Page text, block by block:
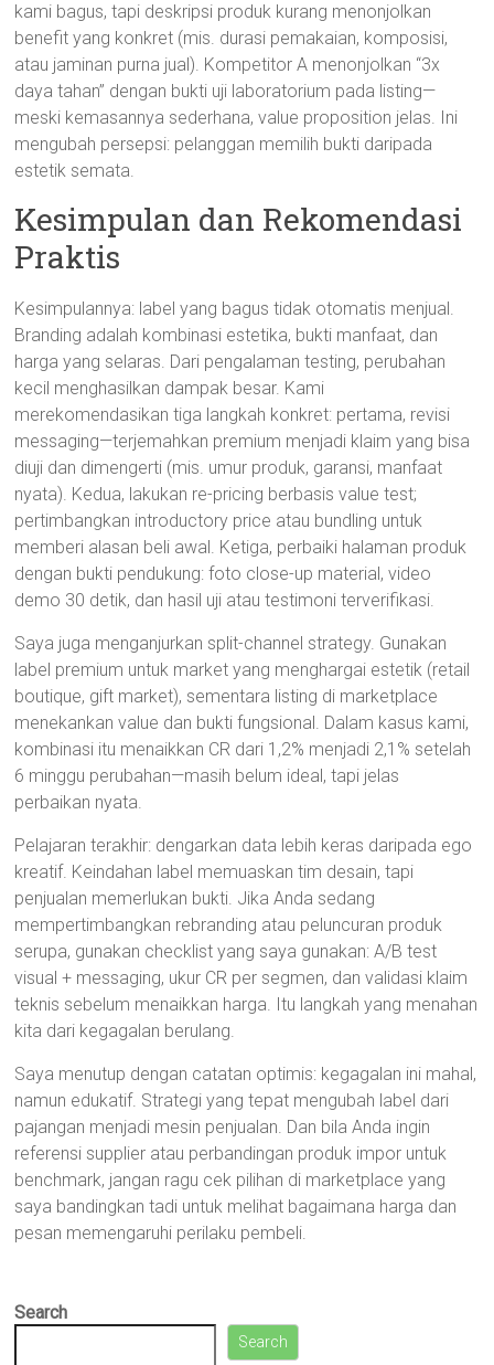
kami bagus, tapi deskripsi produk kurang menonjolkan
benefit yang konkret (mis. durasi pemakaian, komposisi,
atau jaminan purna jual). Kompetitor A menonjolkan “3x
daya tahan” dengan bukti uji laboratorium pada listing—
meski kemasannya sederhana, value proposition jelas. Ini
mengubah persepsi: pelanggan memilih bukti daripada
estetik semata.
Kesimpulan dan Rekomendasi
Praktis
Kesimpulannya: label yang bagus tidak otomatis menjual.
Branding adalah kombinasi estetika, bukti manfaat, dan
harga yang selaras. Dari pengalaman testing, perubahan
kecil menghasilkan dampak besar. Kami
merekomendasikan tiga langkah konkret: pertama, revisi
messaging—terjemahkan premium menjadi klaim yang bisa
diuji dan dimengerti (mis. umur produk, garansi, manfaat
nyata). Kedua, lakukan re-pricing berbasis value test;
pertimbangkan introductory price atau bundling untuk
memberi alasan beli awal. Ketiga, perbaiki halaman produk
dengan bukti pendukung: foto close-up material, video
demo 30 detik, dan hasil uji atau testimoni terverifikasi.
Saya juga menganjurkan split-channel strategy. Gunakan
label premium untuk market yang menghargai estetik (retail
boutique, gift market), sementara listing di marketplace
menekankan value dan bukti fungsional. Dalam kasus kami,
kombinasi itu menaikkan CR dari 1,2% menjadi 2,1% setelah
6 minggu perubahan—masih belum ideal, tapi jelas
perbaikan nyata.
Pelajaran terakhir: dengarkan data lebih keras daripada ego
kreatif. Keindahan label memuaskan tim desain, tapi
penjualan memerlukan bukti. Jika Anda sedang
mempertimbangkan rebranding atau peluncuran produk
serupa, gunakan checklist yang saya gunakan: A/B test
visual + messaging, ukur CR per segmen, dan validasi klaim
teknis sebelum menaikkan harga. Itu langkah yang menahan
kita dari kegagalan berulang.
Saya menutup dengan catatan optimis: kegagalan ini mahal,
namun edukatif. Strategi yang tepat mengubah label dari
pajangan menjadi mesin penjualan. Dan bila Anda ingin
referensi supplier atau perbandingan produk impor untuk
benchmark, jangan ragu cek pilihan di marketplace yang
saya bandingkan tadi untuk melihat bagaimana harga dan
pesan memengaruhi perilaku pembeli.
Search
Search